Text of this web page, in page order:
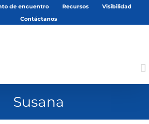
de encuentro Recursos
Visibilidad
Contáctanos
Susana